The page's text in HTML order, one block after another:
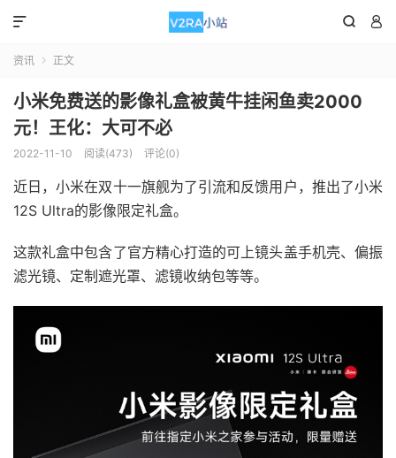
 

资讯  正文
小米免费送的影像礼盒被黄牛挂闲鱼卖2000
元！王化：大可不必
2022-11-10 阅读(473) 评论(0)
近日，小米在双十一旗舰为了引流和反馈用户，推出了小米
12S Ultra的影像限定礼盒。
这款礼盒中包含了官方精心打造的可上镜头盖手机壳、偏振
滤光镜、定制遮光罩、滤镜收纳包等等。